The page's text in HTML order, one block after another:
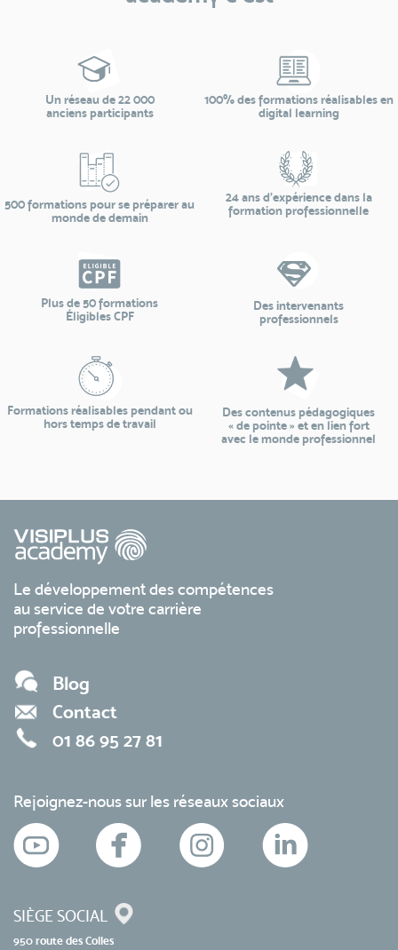
Un réseau de 22 000
anciens participants
100% des formations réalisables en
digital learning
500 formations pour se préparer au
monde de demain
24 ans d'expérience dans la
formation professionnelle
Plus de 50 formations
Éligibles CPF
Des intervenants
professionnels
Formations réalisables pendant ou
hors temps de travail
Des contenus pédagogiques
« de pointe » et en lien fort
avec le monde professionnel
Le développement des compétences
au service de votre carrière
professionnelle
Blog
Contact
01 86 95 27 81
Rejoignez-nous sur les réseaux sociaux
SIÈGE SOCIAL
950 route des Colles